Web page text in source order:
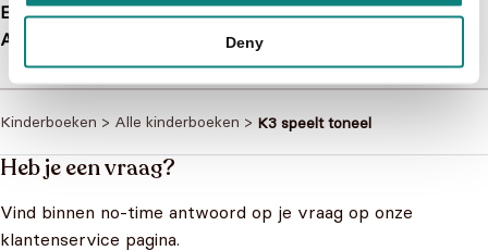
Deny
EAN9789059160408
Afmetingen
Kinderboeken > Alle kinderboeken > K3 speelt toneel
Heb je een vraag?
Vind binnen no-time antwoord op je vraag op onze
klantenservice pagina.